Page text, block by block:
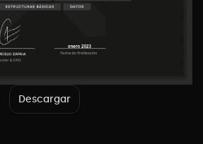
Descargar